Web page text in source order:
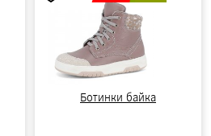
Ботинки байка